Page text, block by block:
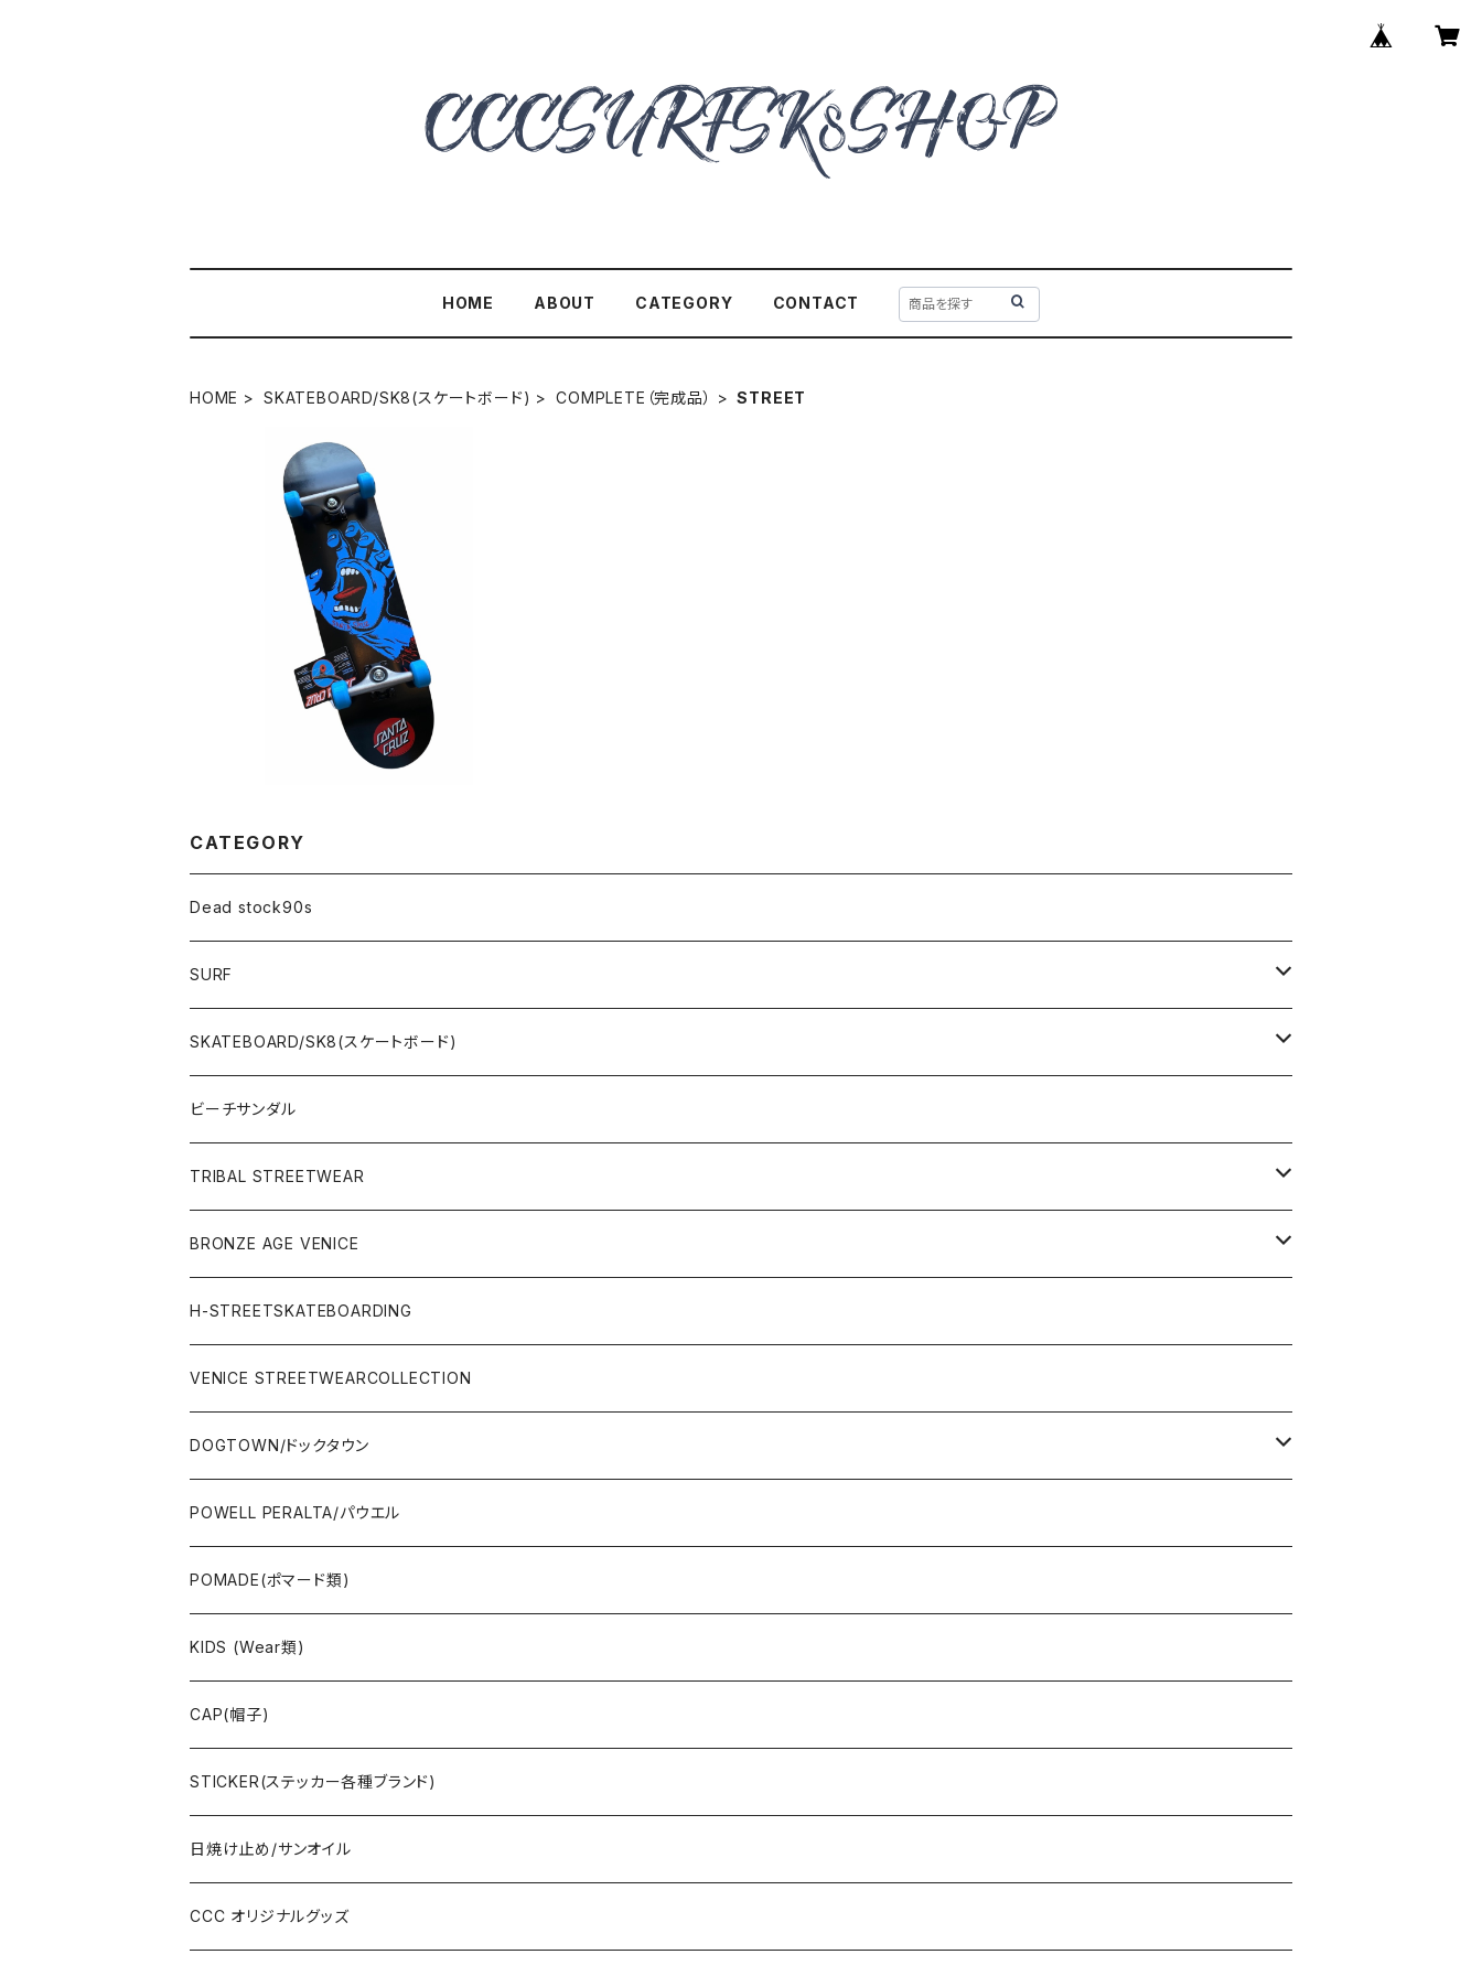
HOME ABOUT CATEGORY CONTACT
HOME SKATEBOARD/SK8(スケートボード) COMPLETE（完成品） STREET
SANTACRUZ／SANTA CRUZ SCREAM
ING HAND FULL 8インチ コンプリートセ
ット 完成品 サンタクルーズ スクリミング
ハンド フル スケートボード スケボー
¥18,000
SOLD OUT
CATEGORY
Dead stock90s
SURF
WetSuits(ウェットスーツ )
Surf Board(サーフボード )
OTHERS(サーフ小物)
WEAR(サーフブランド衣類)
Rhythm(サーフアパレル)
Ripcurl(サーフブランド)
SKATEBOARD/SK8(スケートボード)
CLOTHING(アパレル)
DECK(デッキ)
COMPLETE（完成品）
STREET
SURFSKATE
TRUCK(トラック)
WHEEL(ウィール)
OTHERS(スケボー小物/ステッカー類)
JAYADAMS/ジェイアダムス
ビーチサンダル
TRIBAL STREETWEAR
小物類
SALE
BRONZE AGE VENICE
made in JAPAN
made in USA
H-STREETSKATEBOARDING
VENICE STREETWEARCOLLECTION
DOGTOWN/ドックタウン
WEAR(衣類)
Deck(スケートデッキ)
CAP/HAT(キャップ類)
OTHERS(ドックタウン小物)
POWELL PERALTA/パウエル
POMADE(ポマード類)
KIDS (Wear類)
CAP(帽子)
STICKER(ステッカー各種ブランド)
日焼け止め/サンオイル
CCC オリジナルグッズ